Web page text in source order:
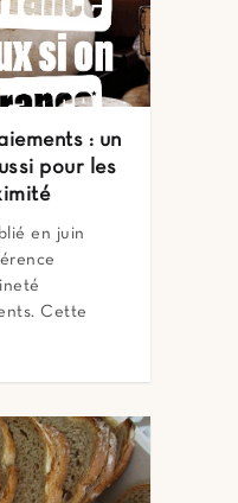
: un
pour les
en juin
Cette